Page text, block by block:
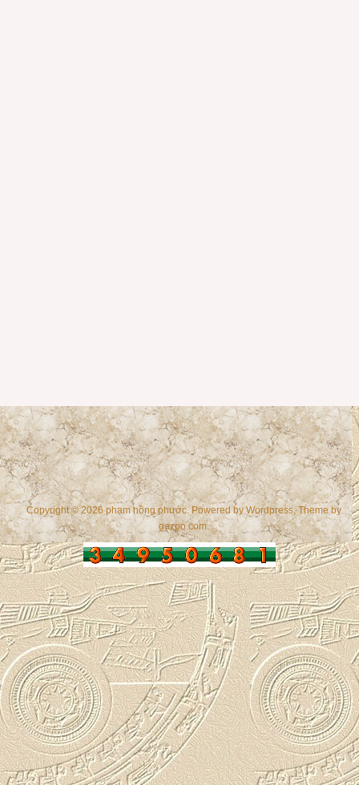
Copyright © 2026 phạm hồng phước. Powered byWordpress, Theme by
gazpo.com.